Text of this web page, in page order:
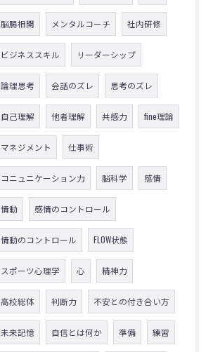
脳腸相関 メンタルコーチ 社内研修
ビジネススキル リーダーシップ
論理思考 会話のズレ 思考のズレ
自己理解 他者理解 共感力 fine理論
マネジメント 仕事術
コニュニケーション力 脳科学 感情
情動 感情のコントロール
情動のコントロール FLOW状態
スポーツ心理学 心 精神力
高校総体 判断力 不安との付き合い方
未来記憶 自信とは何か 準備 練習